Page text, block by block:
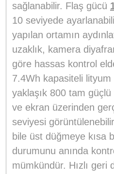
sağlanabilir. Flaş gücü
10 seviyede
yapılan ortamın
uzaklık, kamera
göre hassas kontrol
7.4Wh kapasiteli
yaklaşık 800 tam güçlü
ve ekran üzerinden
seviyesi
bile üst düğmeye kısa
durumunu anında
mümkündür. Hızlı geri